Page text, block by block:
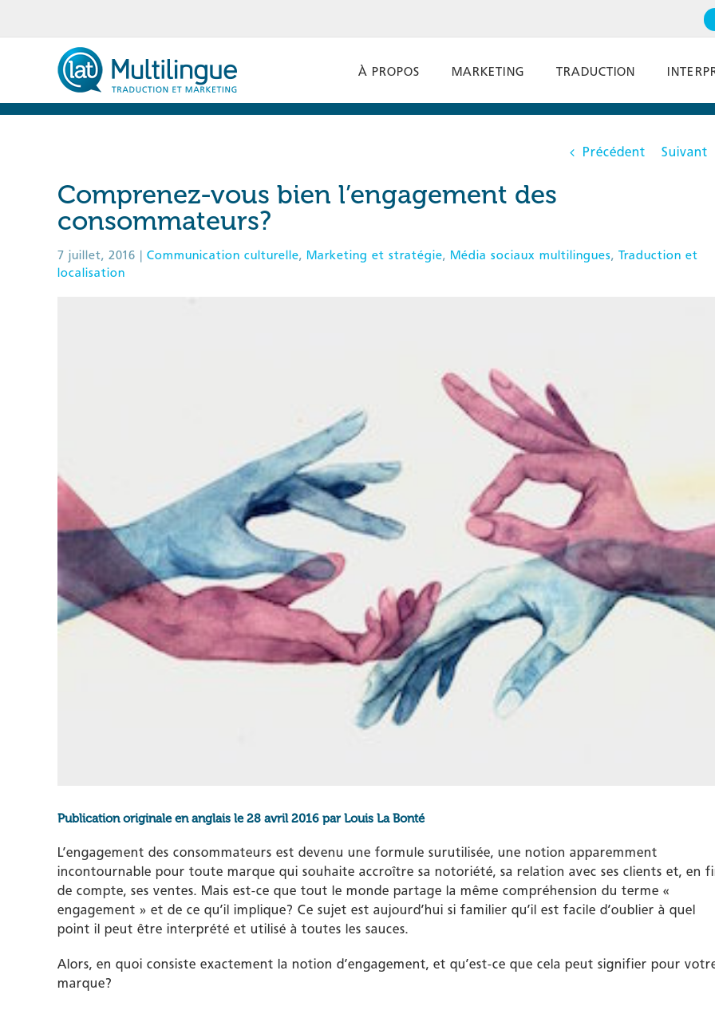
À PROPOS MARKETING TRADUCTION
Précédent Suivant
Comprenez-vous bien l’engagement des
consommateurs?
7 juillet, 2016 | Communication culturelle, Marketing et stratégie, Média sociaux multilingues, Traduction et
localisation
Publication originale en anglais le 28 avril 2016 par Louis La Bonté
L’engagement des consommateurs est devenu une formule surutilisée, une notion apparemment
incontournable pour toute marque qui souhaite accroître sa notoriété, sa relation avec ses clients et, en
de compte, ses ventes. Mais est-ce que tout le monde partage la même compréhension du terme «
engagement » et de ce qu’il implique? Ce sujet est aujourd’hui si familier qu’il est facile d’oublier à quel
point il peut être interprété et utilisé à toutes les sauces.
Alors, en quoi consiste exactement la notion d’engagement, et qu’est-ce que cela peut signifier pour
marque?